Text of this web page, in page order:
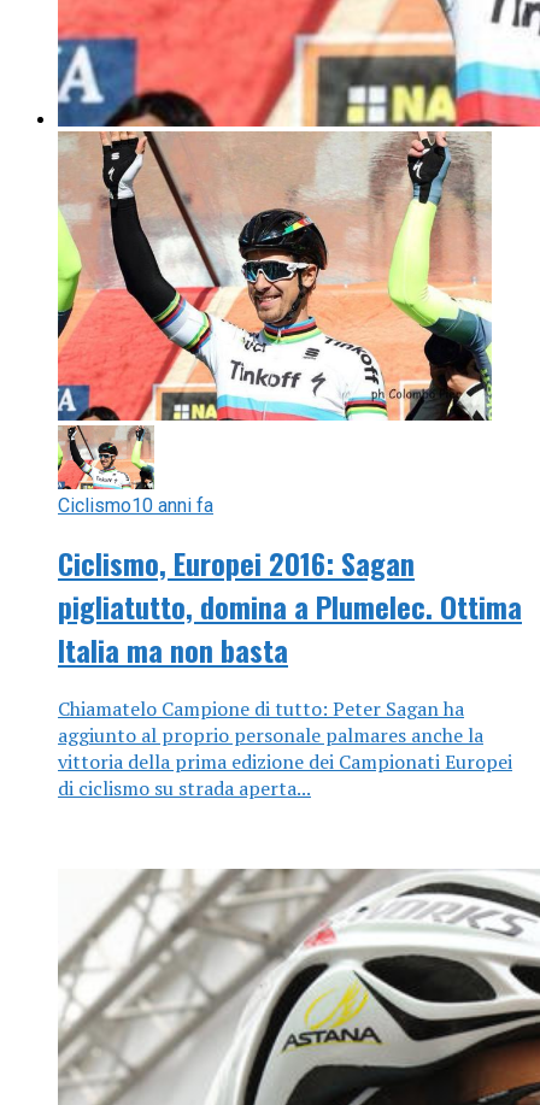
Ciclismo10 anni fa
Ciclismo, Europei 2016: Sagan
pigliatutto, domina a Plumelec. Ottima
Italia ma non basta
Chiamatelo Campione di tutto: Peter Sagan ha
aggiunto al proprio personale palmares anche la
vittoria della prima edizione dei Campionati Europei
di ciclismo su strada aperta...